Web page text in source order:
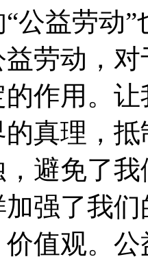
公益劳动
劳动，
作用。
真理，
避免了
强了我
值观。